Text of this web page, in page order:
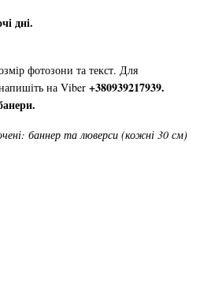
дні.
фотозони та текст. Для
на Viber +380939217939.
баннер та люверси (кожні 30 см)